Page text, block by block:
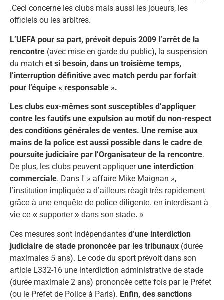
.Ceci concerne les clubs mais aussi les joueurs, les
officiels ou les arbitres.
L’UEFA pour sa part, prévoit depuis 2009 l’arrêt de la
rencontre (avec mise en garde du public), la suspension
du match et si besoin, dans un troisième temps,
l’interruption définitive avec match perdu par forfait
pour l’équipe « responsable ».
Les clubs eux-mêmes sont susceptibles d’appliquer
contre les fautifs une expulsion au motif du non-respect
des conditions générales de ventes. Une remise aux
mains de la police est aussi possible dans le cadre de
poursuite judiciaire par l’Organisateur de la rencontre.
De plus, les clubs peuvent appliquerune interdiction
commerciale. Dans l' » affaire Mike Maignan »,
l’institution impliquée a d’ailleurs réagit très rapidement
grâce à une enquête de police diligente, en interdisant à
vie ce « supporter » dans son stade. »
Ces mesures sont indépendantes d’une interdiction
judiciaire de stade prononcée par les tribunaux (durée
maximales 5 ans). Le code du sport prévoit dans son
article L332-16 une interdiction administrative de stade
(durée maximale 2 ans) prononcée cette fois par le Préfet
(ou le Préfet de Police à Paris). Enfin, des sanctions